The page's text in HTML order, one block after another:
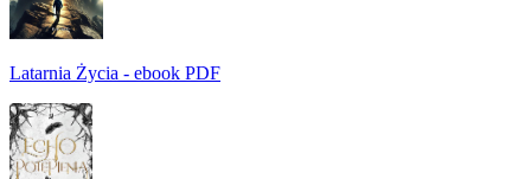
Latarnia Życia - ebook PDF